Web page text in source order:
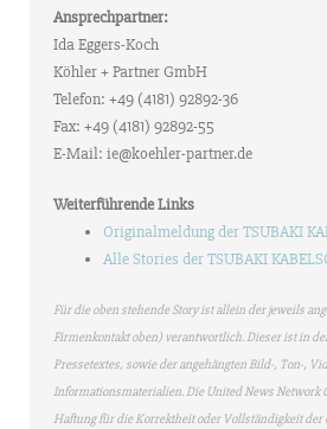
Ansprechpartner:
Ida Eggers-Koch
Köhler + Partner GmbH
Telefon: +49 (4181) 92892-36
Fax: +49 (4181) 92892-55
E-Mail: ie@koehler-partner.de
Weiterführende Links
Originalmeldung der TSUBAKI
Alle Stories der TSUBAKI
Für die oben stehende Story ist allein der jeweils
Firmenkontakt oben) verantwortlich. Dieser ist in
Pressetextes, sowie der angehängten Bild-, Ton-,
Informationsmaterialien. Die United News Network
Haftung für die Korrektheit oder Vollständigkeit